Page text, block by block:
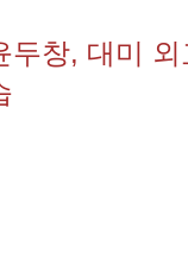
두창, 대미